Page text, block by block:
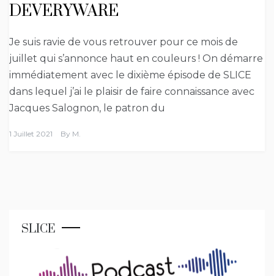
DEVERYWARE
Je suis ravie de vous retrouver pour ce mois de
juillet qui s’annonce haut en couleurs ! On démarre
immédiatement avec le dixième épisode de SLICE
dans lequel j’ai le plaisir de faire connaissance avec
Jacques Salognon, le patron du
1 Juillet 2021 By M.
SLICE